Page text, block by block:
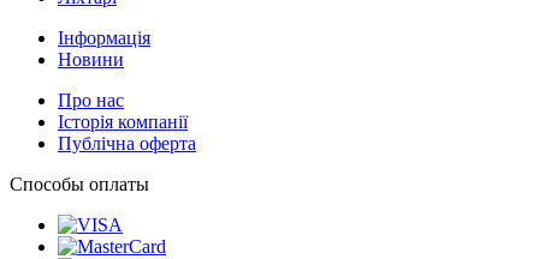
Інформація
Новини
Про нас
Історія компанії
Публічна оферта
Способы оплаты